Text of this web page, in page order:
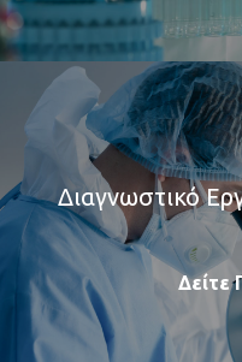
Διαγνωστικό
Δείτε